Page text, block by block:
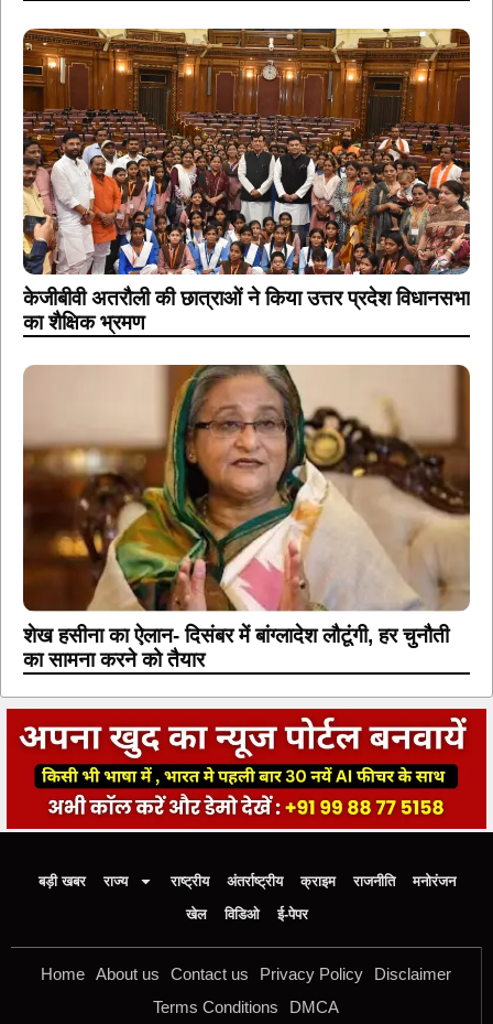
केजीबीवी अतरौली की छात्राओं ने किया उत्तर प्रदेश विधानसभा
का शैक्षिक भ्रमण
शेख हसीना का ऐलान- दिसंबर में बांग्लादेश लौटूंगी, हर चुनौती
का सामना करने को तैयार
बड़ी खबर राज्य राष्ट्रीय अंतर्राष्ट्रीय क्राइम राजनीति
मनोरंजन
खेल
विडिओ ई-पेपर
Home About us Contact us Privacy Policy
Disclaimer
Terms Conditions
DMCA